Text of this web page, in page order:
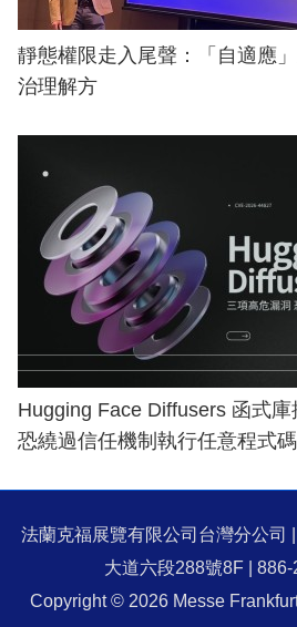
靜態權限走入尾聲：「自適應
治理解方
Hugging Face Diffusers 函式庫
恐繞過信任機制執行任意程式碼
法蘭克福展覽有限公司台灣分公司
大道六段288號8F |
Copyright © 2026 Messe